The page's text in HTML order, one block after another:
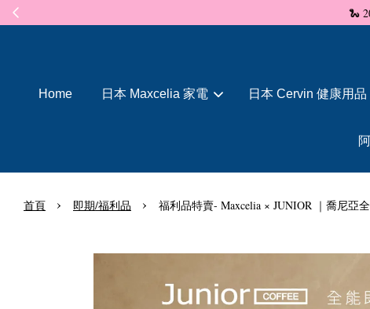
🐍
Home 日本 Maxcelia 家電 日本 Cervin 健康用品
首頁 › 即期/福利品 › 福利品特賣- Maxcelia × JUNIOR ｜喬尼亞